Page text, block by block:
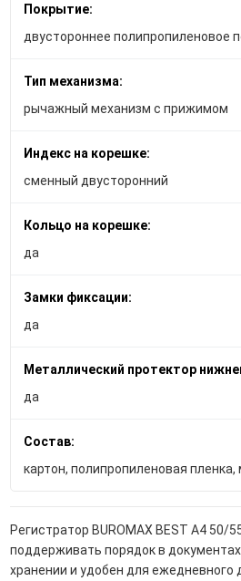
Покрытие:
двустороннее полипропиленовое
Тип механизма:
рычажный механизм с прижимом
Индекс на корешке:
сменный двусторонний
Кольцо на корешке:
да
Замки фиксации:
да
Металлический протектор
да
Состав:
картон, полипропиленовая
Регистратор BUROMAX BEST A4
поддерживать порядок в
хранении и удобен для ежедневного